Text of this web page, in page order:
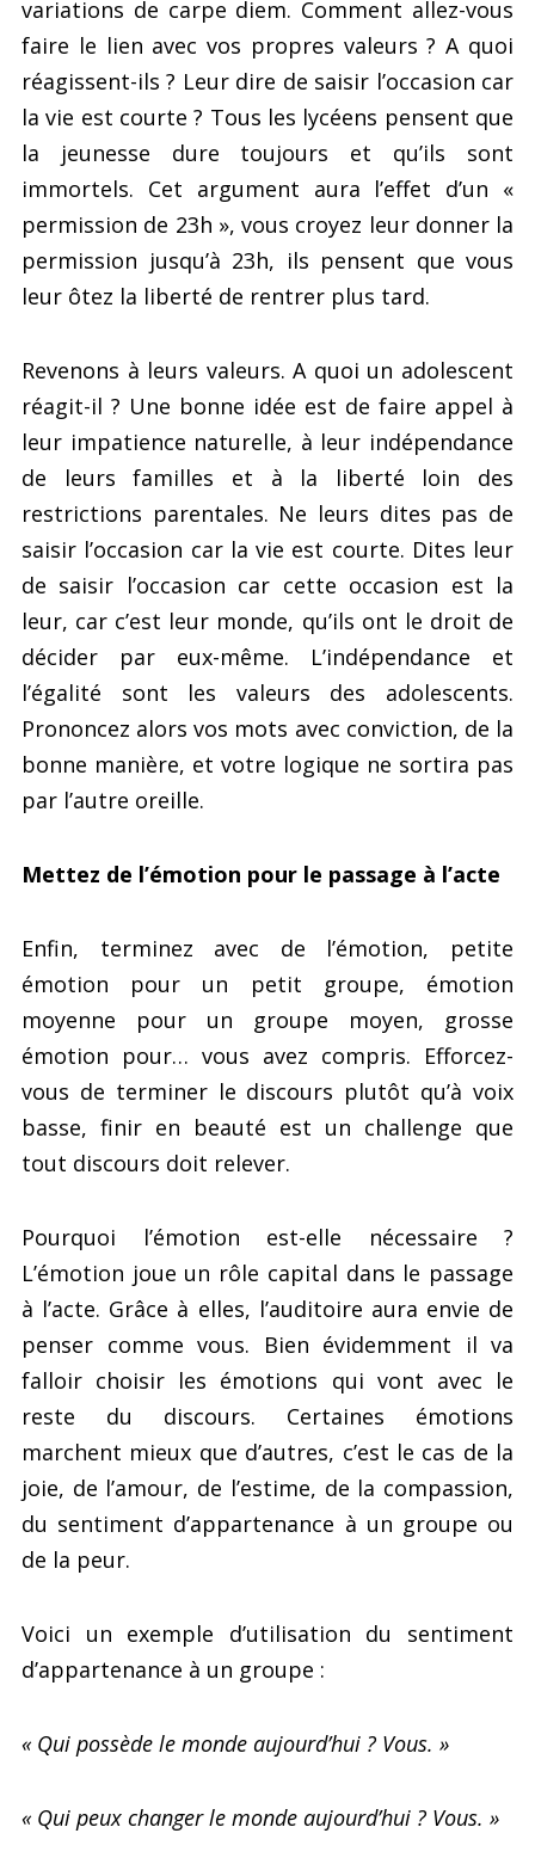
variations de carpe diem. Comment allez-vous
faire le lien avec vos propres valeurs ? A quoi
réagissent-ils ? Leur dire de saisir l’occasion car
la vie est courte ? Tous les lycéens pensent que
la jeunesse dure toujours et qu’ils sont
immortels. Cet argument aura l’effet d’un «
permission de 23h », vous croyez leur donner la
permission jusqu’à 23h, ils pensent que vous
leur ôtez la liberté de rentrer plus tard.
Revenons à leurs valeurs. A quoi un adolescent
réagit-il ? Une bonne idée est de faire appel à
leur impatience naturelle, à leur indépendance
de leurs familles et à la liberté loin des
restrictions parentales. Ne leurs dites pas de
saisir l’occasion car la vie est courte. Dites leur
de saisir l’occasion car cette occasion est la
leur, car c’est leur monde, qu’ils ont le droit de
décider par eux-même. L’indépendance et
l’égalité sont les valeurs des adolescents.
Prononcez alors vos mots avec conviction, de la
bonne manière, et votre logique ne sortira pas
par l’autre oreille.
Mettez de l’émotion pour le passage à l’acte
Enfin, terminez avec de l’émotion, petite
émotion pour un petit groupe, émotion
moyenne pour un groupe moyen, grosse
émotion pour… vous avez compris. Efforcez-
vous de terminer le discours plutôt qu’à voix
basse, finir en beauté est un challenge que
tout discours doit relever.
Pourquoi l’émotion est-elle nécessaire ?
L’émotion joue un rôle capital dans le passage
à l’acte. Grâce à elles, l’auditoire aura envie de
penser comme vous. Bien évidemment il va
falloir choisir les émotions qui vont avec le
reste du discours. Certaines émotions
marchent mieux que d’autres, c’est le cas de la
joie, de l’amour, de l’estime, de la compassion,
du sentiment d’appartenance à un groupe ou
de la peur.
Voici un exemple d’utilisation du sentiment
d’appartenance à un groupe :
« Qui possède le monde aujourd’hui ? Vous. »
« Qui peux changer le monde aujourd’hui ? Vous. »